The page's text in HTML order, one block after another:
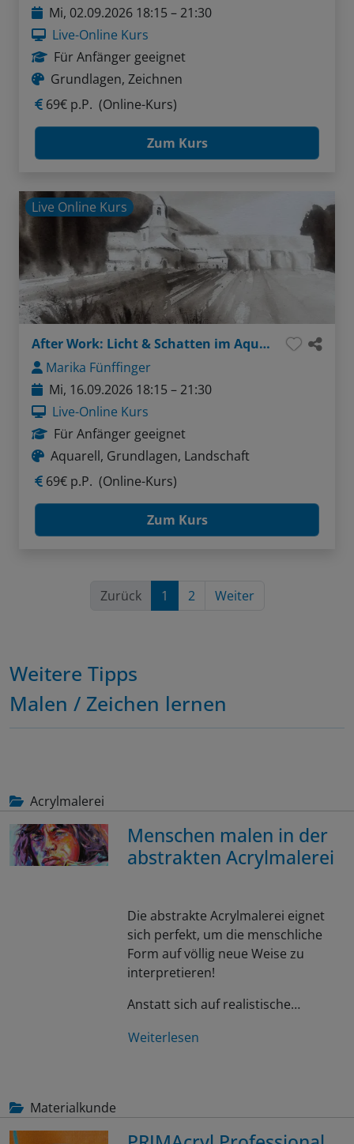
Mi, 02.09.2026 18:15 – 21:30
Live-Online Kurs
Für Anfänger geeignet
Grundlagen, Zeichnen
69€ p.P. (Online-Kurs)
Zum Kurs
Live Online Kurs
After Work: Licht & Schatten im Aquarell - Tonwerte verstehen und anwenden
Marika Fünffinger
Mi, 16.09.2026 18:15 – 21:30
Live-Online Kurs
Für Anfänger geeignet
Aquarell, Grundlagen, Landschaft
69€ p.P. (Online-Kurs)
Zum Kurs
Zurück 1 2 Weiter
Weitere Tipps
Malen / Zeichen lernen
Acrylmalerei
Menschen malen in der
abstrakten Acrylmalerei
Die abstrakte Acrylmalerei eignet
sich perfekt, um die menschliche
Form auf völlig neue Weise zu
interpretieren!
Anstatt sich auf realistische…
Weiterlesen
Materialkunde